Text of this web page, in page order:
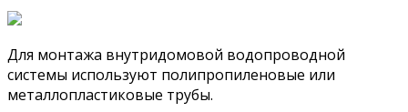
Для монтажа внутридомовой водопроводной
системы используют полипропиленовые или
металлопластиковые трубы.